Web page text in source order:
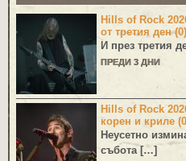
Hills of Rock
от третия ден (0)
И през третия
ПРЕДИ 3 ДНИ
Hills of Rock
корен и криле
Неусетно
събота […]